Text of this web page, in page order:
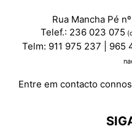
Rua Mancha Pé
Telef.: 236 023 075
Telm: 911 975 237 | 965
Entre em contacto